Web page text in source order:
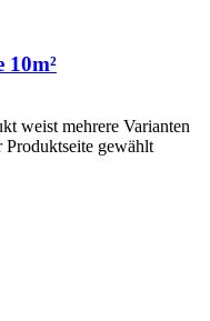
10m²
weist mehrere Varianten
gewählt